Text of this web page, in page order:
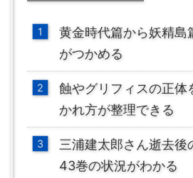
黄金時代篇から妖精島
がつかめる
蝕やグリフィスの正体
かれ方が整理できる
三浦建太郎さん逝去後
43巻の状況がわかる